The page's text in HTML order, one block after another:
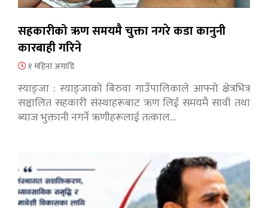
सहकारीको ऋण समयमै चुक्ता नगरे कडा कानुनी
कारबाही गरिने
१ महिना अगाडि
स्याङ्जा : स्याङ्जाको बिरुवा गाउँपालिकाले आफ्नो क्षेत्रभित्र
सञ्चालित सहकारी संस्थाहरूबाट ऋण लिई समयमै सावाँ तथा
ब्याज भुक्तानी नगर्ने ऋणीहरूलाई तत्काल…